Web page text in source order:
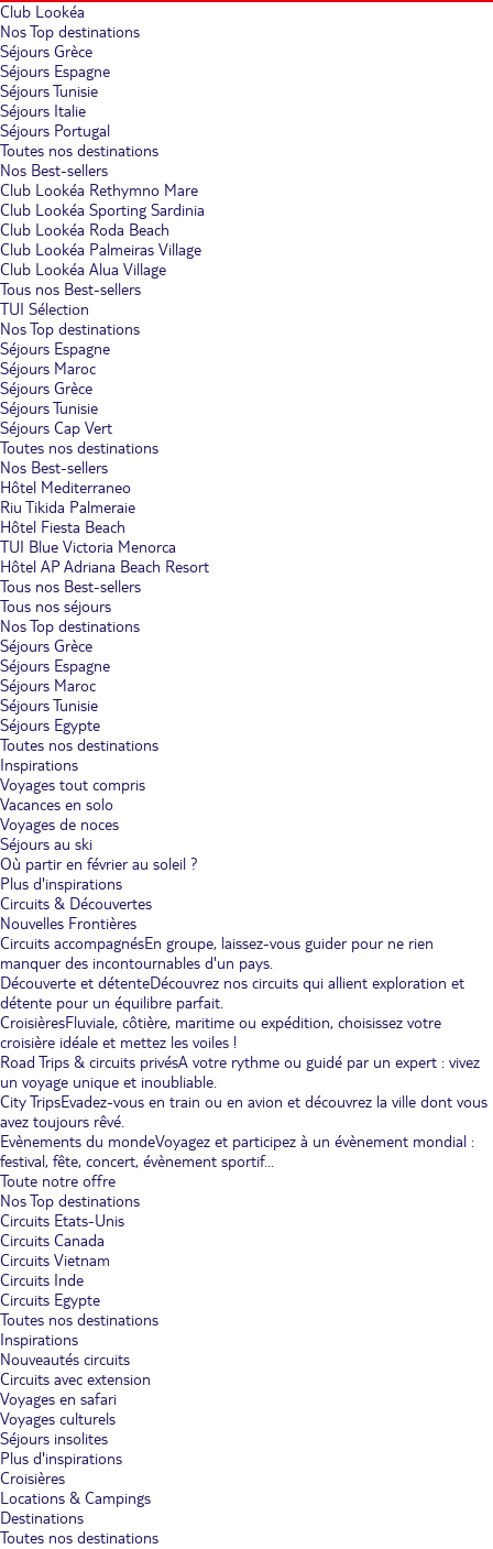
Club Lookéa
Nos Top destinations
Séjours Grèce
Séjours Espagne
Séjours Tunisie
Séjours Italie
Séjours Portugal
Toutes nos destinations
Nos Best-sellers
Club Lookéa Rethymno Mare
Club Lookéa Sporting Sardinia
Club Lookéa Roda Beach
Club Lookéa Palmeiras Village
Club Lookéa Alua Village
Tous nos Best-sellers
TUI Sélection
Nos Top destinations
Séjours Espagne
Séjours Maroc
Séjours Grèce
Séjours Tunisie
Séjours Cap Vert
Toutes nos destinations
Nos Best-sellers
Hôtel Mediterraneo
Riu Tikida Palmeraie
Hôtel Fiesta Beach
TUI Blue Victoria Menorca
Hôtel AP Adriana Beach Resort
Tous nos Best-sellers
Tous nos séjours
Nos Top destinations
Séjours Grèce
Séjours Espagne
Séjours Maroc
Séjours Tunisie
Séjours Egypte
Toutes nos destinations
Inspirations
Voyages tout compris
Vacances en solo
Voyages de noces
Séjours au ski
Où partir en février au soleil ?
Plus d'inspirations
Circuits & Découvertes
Nouvelles Frontières
Circuits accompagnésEn groupe, laissez-vous guider pour ne rien
manquer des incontournables d'un pays.
Découverte et détenteDécouvrez nos circuits qui allient exploration et
détente pour un équilibre parfait.
CroisièresFluviale, côtière, maritime ou expédition, choisissez votre
croisière idéale et mettez les voiles !
Road Trips & circuits privésA votre rythme ou guidé par un expert : vivez
un voyage unique et inoubliable.
City TripsEvadez-vous en train ou en avion et découvrez la ville dont vous
avez toujours rêvé.
Evènements du mondeVoyagez et participez à un évènement mondial :
festival, fête, concert, évènement sportif...
Toute notre offre
Nos Top destinations
Circuits Etats-Unis
Circuits Canada
Circuits Vietnam
Circuits Inde
Circuits Egypte
Toutes nos destinations
Inspirations
Nouveautés circuits
Circuits avec extension
Voyages en safari
Voyages culturels
Séjours insolites
Plus d'inspirations
Croisières
Locations & Campings
Destinations
Toutes nos destinations